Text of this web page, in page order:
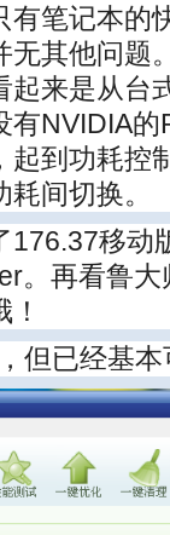
有笔记本的
无其他问题
来是从台
有NVIDIA
起到功耗控
间切换。
176.37移动
。再看鲁
但已经基